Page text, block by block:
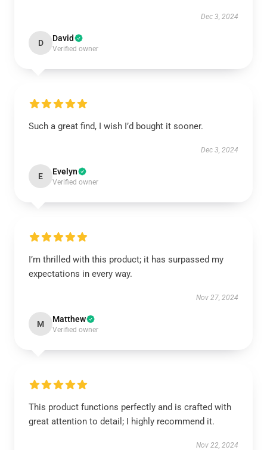
Dec 3, 2024
D David
Verified owner
Such a great find, I wish I’d bought it sooner.
Dec 3, 2024
E Evelyn
Verified owner
I’m thrilled with this product; it has surpassed my
expectations in every way.
Nov 27, 2024
M Matthew
Verified owner
This product functions perfectly and is crafted with
great attention to detail; I highly recommend it.
Nov 22, 2024